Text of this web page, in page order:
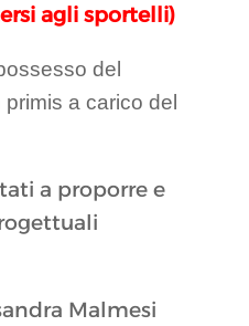
agli sportelli)
del
a carico del
a proporre e
Malmesi